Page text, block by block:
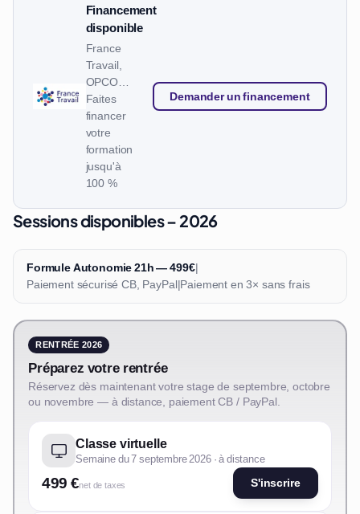
Financement
disponible
France
Travail,
OPCO…
Faites
financer
votre
formation
jusqu'à
100 %
Demander un financement
Sessions disponibles – 2026
Formule Autonomie 21h — 499€|
Paiement sécurisé CB, PayPal|Paiement en 3× sans frais
RENTRÉE 2026
Préparez votre rentrée
Réservez dès maintenant votre stage de septembre, octobre
ou novembre — à distance, paiement CB / PayPal.
Classe virtuelle
Semaine du 7 septembre 2026 · à distance
499 €net de taxes S'inscrire